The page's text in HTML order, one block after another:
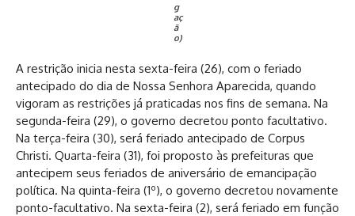
g
aç
ã
o)
A restrição inicia nesta sexta-feira (26), com o feriado
antecipado do dia de Nossa Senhora Aparecida, quando
vigoram as restrições já praticadas nos fins de semana. Na
segunda-feira (29), o governo decretou ponto facultativo.
Na terça-feira (30), será feriado antecipado de Corpus
Christi. Quarta-feira (31), foi proposto às prefeituras que
antecipem seus feriados de aniversário de emancipação
política. Na quinta-feira (1º), o governo decretou novamente
ponto-facultativo. Na sexta-feira (2), será feriado em função